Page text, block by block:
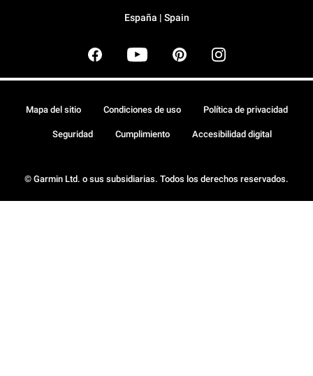
España | Spain
© Garmin Ltd. o sus subsidiarias. Todos los derechos reservados.
Mapa del sitio Condiciones de uso Política de privacidad
Seguridad Cumplimiento Accesibilidad digital